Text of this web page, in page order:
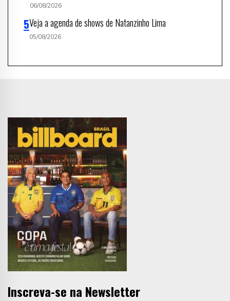
06/08/2026
Veja a agenda de shows de Natanzinho Lima
05/08/2026
Inscreva-se na Newsletter